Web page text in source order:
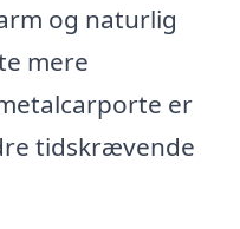
og naturlig
mere
er
tidskrævende